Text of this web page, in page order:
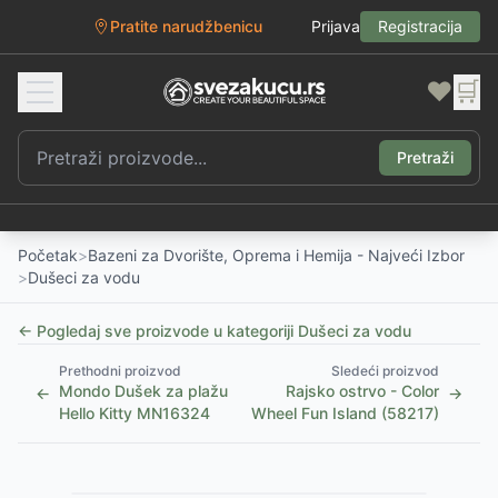
Pratite narudžbenicu Prijava Registracija
❤️ 🛒
Pretraži
Početak>Bazeni za Dvorište, Oprema i Hemija - Najveći Izbor
>Dušeci za vodu
← Pogledaj sve proizvode u kategoriji Dušeci za vodu
←
Prethodni proizvod
Mondo Dušek za plažu
Hello Kitty MN16324
Sledeći proizvod
Rajsko ostrvo - Color
Wheel Fun Island (58217)
→